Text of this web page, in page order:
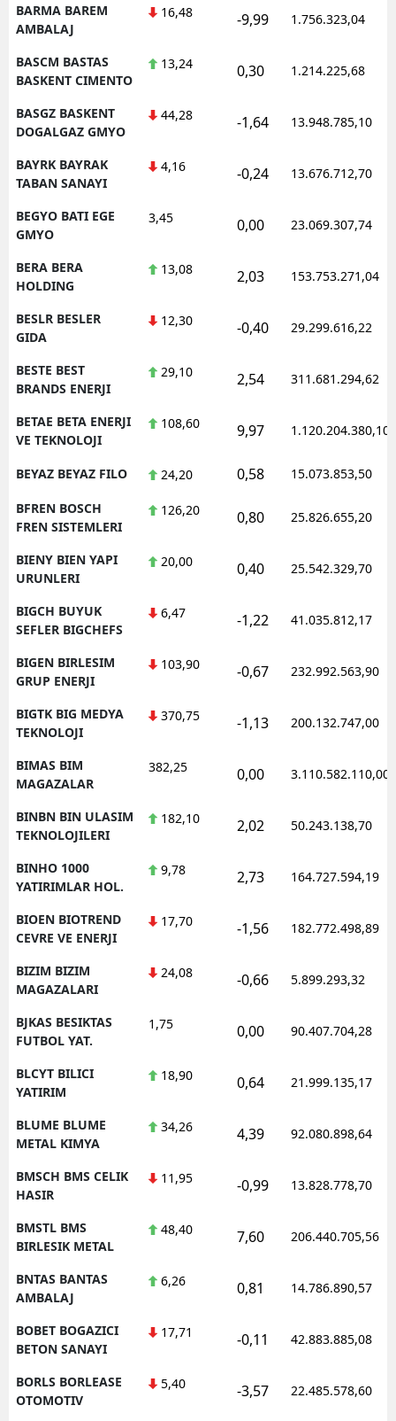
BARMA BAREM
AMBALAJ
16,48 -9,99 1.756.323,04
BASCM BASTAS
BASKENT CIMENTO
13,24 0,30 1.214.225,68
BASGZ BASKENT
DOGALGAZ GMYO
44,28 -1,64 13.948.785,10
BAYRK BAYRAK
TABAN SANAYI
4,16 -0,24 13.676.712,70
BEGYO BATI EGE
GMYO
3,45 0,00 23.069.307,74
BERA BERA
HOLDING
13,08 2,03 153.753.271,04
BESLR BESLER
GIDA
12,30 -0,40 29.299.616,22
BESTE BEST
BRANDS ENERJI
29,10 2,54 311.681.294,62
BETAE BETA ENERJI
VE TEKNOLOJI
108,60 9,97 1.120.204.380,10
BEYAZ BEYAZ FILO 24,20 0,58 15.073.853,50
BFREN BOSCH
FREN SISTEMLERI
126,20 0,80 25.826.655,20
BIENY BIEN YAPI
URUNLERI
20,00 0,40 25.542.329,70
BIGCH BUYUK
SEFLER BIGCHEFS
6,47 -1,22 41.035.812,17
BIGEN BIRLESIM
GRUP ENERJI
103,90 -0,67 232.992.563,90
BIGTK BIG MEDYA
TEKNOLOJI
370,75 -1,13 200.132.747,00
BIMAS BIM
MAGAZALAR
382,25 0,00 3.110.582.110,00
BINBN BIN ULASIM
TEKNOLOJILERI
182,10 2,02 50.243.138,70
BINHO 1000
YATIRIMLAR HOL.
9,78 2,73 164.727.594,19
BIOEN BIOTREND
CEVRE VE ENERJI
17,70 -1,56 182.772.498,89
BIZIM BIZIM
MAGAZALARI
24,08 -0,66 5.899.293,32
BJKAS BESIKTAS
FUTBOL YAT.
1,75 0,00 90.407.704,28
BLCYT BILICI
YATIRIM
18,90 0,64 21.999.135,17
BLUME BLUME
METAL KIMYA
34,26 4,39 92.080.898,64
BMSCH BMS CELIK
HASIR
11,95 -0,99 13.828.778,70
BMSTL BMS
BIRLESIK METAL
48,40 7,60 206.440.705,56
BNTAS BANTAS
AMBALAJ
6,26 0,81 14.786.890,57
BOBET BOGAZICI
BETON SANAYI
17,71 -0,11 42.883.885,08
BORLS BORLEASE
OTOMOTIV
5,40 -3,57 22.485.578,60